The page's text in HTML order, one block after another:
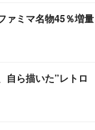
ァミマ名物45％増量
ら描いた”レトロ